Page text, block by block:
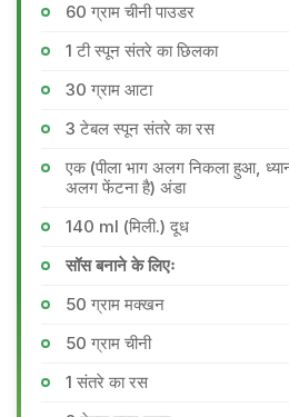
60 ग्राम चीनी पाउडर
1 टी स्पून संतरे का छिलका
30 ग्राम आटा
3 टेबल स्पून संतरे का रस
एक (पीला भाग अलग निकला हुआ,
अलग फेंटना है) अंडा
140 ml (मिली.) दूध
सॉस बनाने के लिएः
50 ग्राम मक्खन
50 ग्राम चीनी
1 संतरे का रस